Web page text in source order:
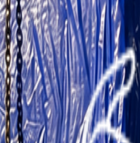
оплачивать ещё